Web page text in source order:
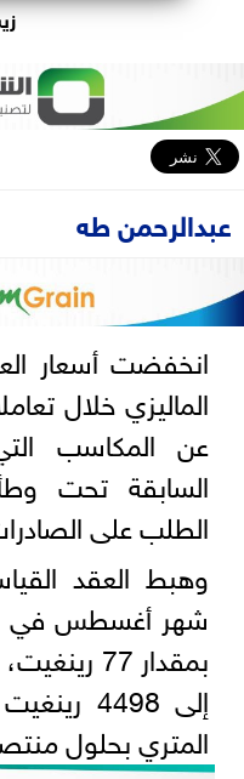
عبدالرحمن طه
انخفضت أسعار
الماليزي خلال
عن المكاسب
السابقة تحت
الطلب على
وهبط العقد
شهر أغسطس في
المتري بحلول